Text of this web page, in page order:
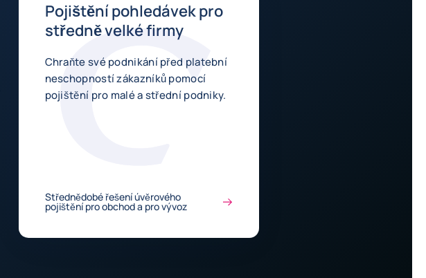
Pojištění pohledávek pro
středně velké firmy
Chraňte své podnikání před platební
neschopností zákazníků pomocí
pojištění pro malé a střední podniky.
Střednědobé řešení úvěrového
pojištění pro obchod a pro vývoz